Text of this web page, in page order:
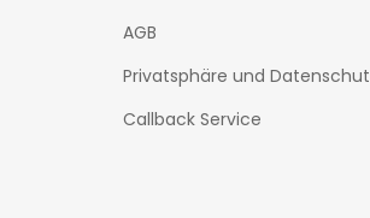
AGB
Privatsphäre und
Callback Service